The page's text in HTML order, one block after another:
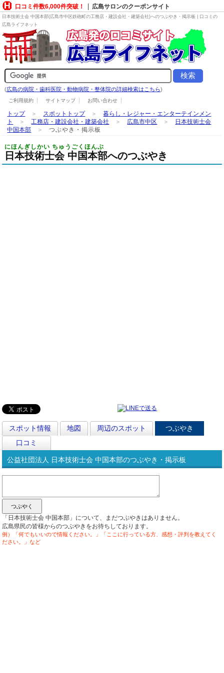
口コミ件数6,000件突破！ 広島サロンのクーポンサイト
日本技術士会 中国本部(広島市中区鉄砲町の工務店・建設会社・建築会社)へのつぶやき・掲示板 | 口コミの
広島ライフネット
(広島の病院・歯科医院・動物病院・整体院の詳細検索はこちら)
ご利用規約 サイトマップ お問い合わせ
トップ＞ スポットトップ＞暮らし・レジャー・エンターテインメン
ト
＞工務店・建設会社・建築会社 ＞ 広島市中区 ＞
日本技術士会
中国本部 ＞つぶやき・掲示板
にほんぎしかい ちゅうごくほんぶ
日本技術士会 中国本部へのつぶやき
スポット情報 地図 周辺のスポット
つぶやき
口コミ
公益社団法人 日本技術士会 中国本部のつぶやき・掲示板
「日本技術士会 中国本部」について、まだつぶやきはありません。
広島県民の皆様からのつぶやきをお待ちしております。
例）「何でもいいので情報ください。」「ここに行っている方、感想・評判を教えてく
ださい。」など